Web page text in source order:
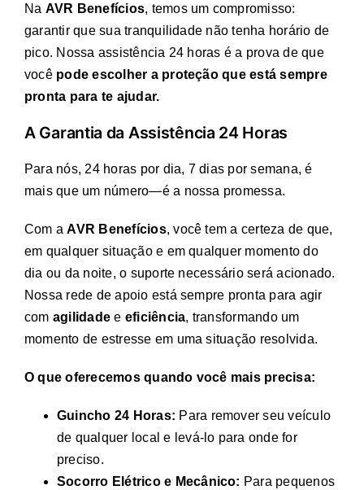
Na AVR Benefícios, temos um compromisso:
garantir que sua tranquilidade não tenha horário de
pico. Nossa assistência 24 horas é a prova de que
você pode escolher a proteção que está sempre
pronta para te ajudar.
A Garantia da Assistência 24 Horas
Para nós, 24 horas por dia, 7 dias por semana, é
mais que um número—é a nossa promessa.
Com aAVR Benefícios, você tem a certeza de que,
em qualquer situação e em qualquer momento do
dia ou da noite, o suporte necessário será acionado.
Nossa rede de apoio está sempre pronta para agir
com agilidade e eficiência, transformando um
momento de estresse em uma situação resolvida.
O que oferecemos quando você mais precisa:
Guincho 24 Horas: Para remover seu veículo
de qualquer local e levá-lo para onde for
preciso.
Socorro Elétrico e Mecânico: Para pequenos